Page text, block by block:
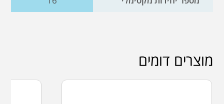
מוצרים דומים